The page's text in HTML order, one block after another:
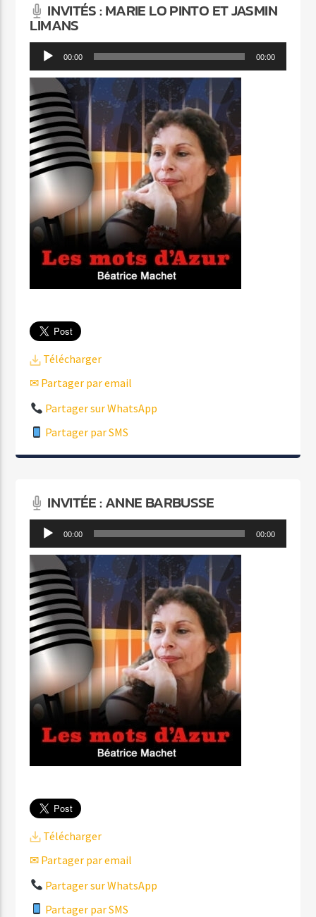
INVITÉS : MARIE LO PINTO ET JASMIN
LIMANS
Lecteur 00:00 00:00
Télécharger
✉ Partager par email
Partager sur WhatsApp
Partager par SMS
INVITÉE : ANNE BARBUSSE
Lecteur 00:00 00:00
Télécharger
✉ Partager par email
Partager sur WhatsApp
Partager par SMS